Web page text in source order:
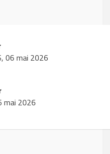
06 mai 2026
mai 2026